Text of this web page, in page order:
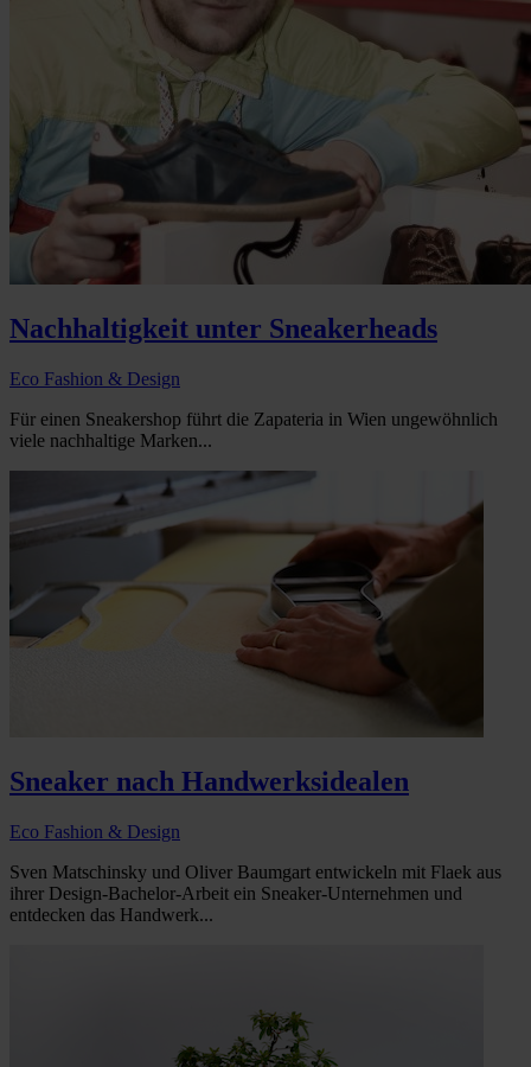
Nachhaltigkeit unter Sneakerheads
Eco Fashion & Design
Für einen Sneakershop führt die Zapateria in Wien ungewöhnlich
viele nachhaltige Marken...
Sneaker nach Handwerksidealen
Eco Fashion & Design
Sven Matschinsky und Oliver Baumgart entwickeln mit Flaek aus
ihrer Design-Bachelor-Arbeit ein Sneaker-Unternehmen und
entdecken das Handwerk...